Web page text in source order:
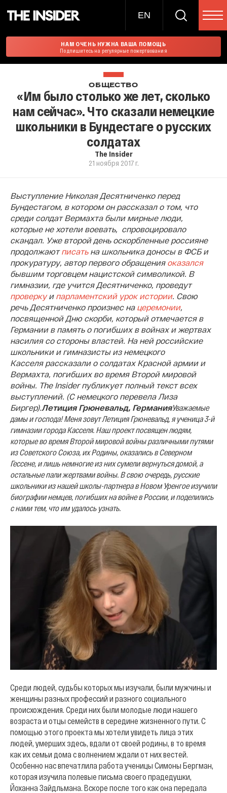
EN
НАМ ОЧЕНЬ НУЖНА ВАША ПОМОЩЬ
Подпишитесь на регулярные пожертвования
ОБЩЕСТВО
«Им было столько же лет, сколько
нам сейчас». Что сказали немецкие
школьники в Бундестаге о русских
солдатах
The Insider
21 ноября 2017 г.
Выступление Николая Десятниченко перед
Бундестагом, в котором он рассказал о том, что
среди солдат Вермахта были мирные люди,
которые не хотели воевать, спровоцировало
скандал. Уже второй день оскорбленные россияне
продолжаютписатьна школьника доносы в ФСБ и
прокуратуру, автор первого обращения оказался
бывшим торговцем нацистской символикой. В
гимназии, где учится Десятниченко, проведут
проверкуи парламентский урок истории. Свою
речь Десятниченко произнес на церемонии,
посвященной Дню скорби, который отмечается в
Германии в память о погибших в войнах и жертвах
насилия со стороны властей. На ней российские
школьники и гимназисты из немецкого
Касселя рассказали о солдатах Красной армии и
Вермахта, погибших во время Второй мировой
войны. The Insider публикует полный текст всех
выступлений. (С немецкого перевела Лиза
Биргер).Летиция Грюневальд, ГерманияУважаемые
дамы и господа! Меня зовут Летиция Грюневальд, я ученица 3-й
гимназии города Касселя. Наш проект посвящен людям,
которые во время Второй мировой войны различными путями
из Советского Союза, их Родины, оказались в Северном
Гессене, и лишь немногие из них сумели вернуться домой, а
остальные пали жертвами войны. В свою очередь, русские
школьники из нашей школы-партнера в Новом Уренгое изучили
биографии немцев, погибших на войне в России, и поделились
с нами тем, что им удалось узнать.
Среди людей, судьбы которых мы изучали, были мужчины и
женщины разных профессий и разного социального
происхождения. Среди них были молодые люди нашего
возраста и отцы семейств в середине жизненного пути. С
помощью этого проекта мы хотели увидеть лица этих
людей, умерших здесь, вдали от своей родины, в то время
как их семьи дома с волнением ждали от них вестей.
Особенно нас впечатлила работа ученицы Симоны Бергман,
которая изучила полевые письма своего прадедушки,
Йоханна Зайдльмана. Вскоре после того как она передала